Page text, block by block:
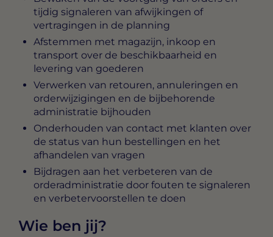
tijdig signaleren van afwijkingen of
vertragingen in de planning
Afstemmen met magazijn, inkoop en
transport over de beschikbaarheid en
levering van goederen
Verwerken van retouren, annuleringen en
orderwijzigingen en de bijbehorende
administratie bijhouden
Onderhouden van contact met klanten over
de status van hun bestellingen en het
afhandelen van vragen
Bijdragen aan het verbeteren van de
orderadministratie door fouten te signaleren
en verbetervoorstellen te doen
Wie ben jij?